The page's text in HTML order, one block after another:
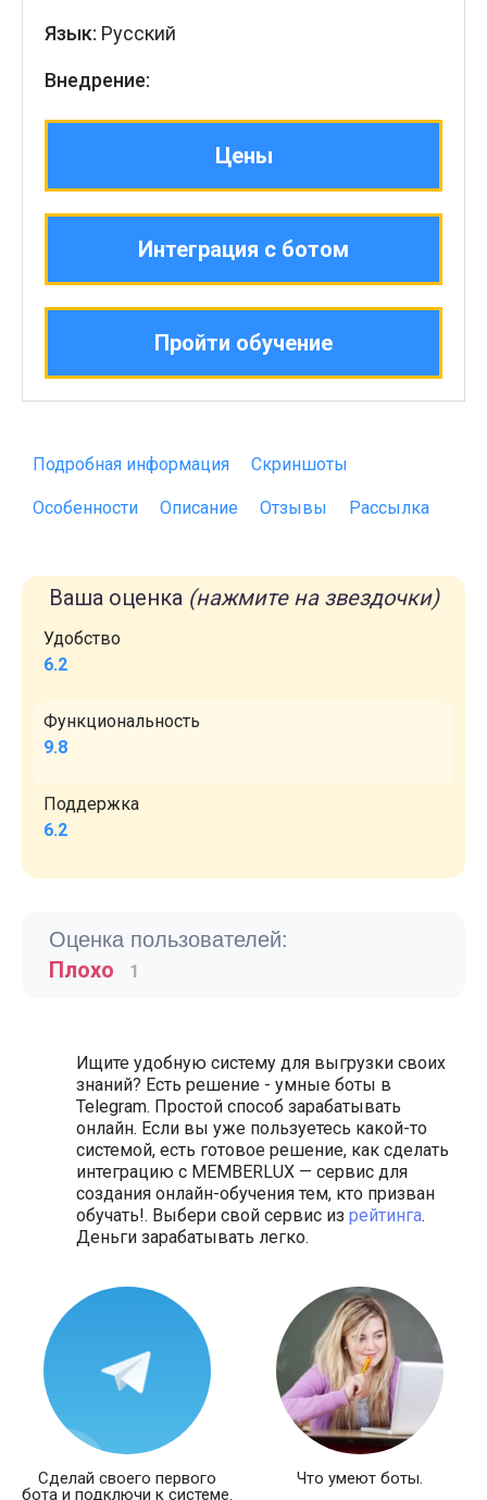
Язык: Русский
Внедрение:
Цены
Интеграция с ботом
Пройти обучение
Подробная информация Скриншоты
Особенности Описание Отзывы Рассылка
Ваша оценка (нажмите на звездочки)
Удобство
6.2
Функциональность
9.8
Поддержка
6.2
Оценка пользователей:
Плохо 1
Ищите удобную систему для выгрузки своих
знаний? Есть решение - умные боты в
Telegram. Простой способ зарабатывать
онлайн. Если вы уже пользуетесь какой-то
системой, есть готовое решение, как сделать
интеграцию с MEMBERLUX — сервис для
создания онлайн-обучения тем, кто призван
обучать!. Выбери свой сервис из рейтинга.
Деньги зарабатывать легко.
Сделай своего первого
бота и подключи к системе.
Что умеют боты.